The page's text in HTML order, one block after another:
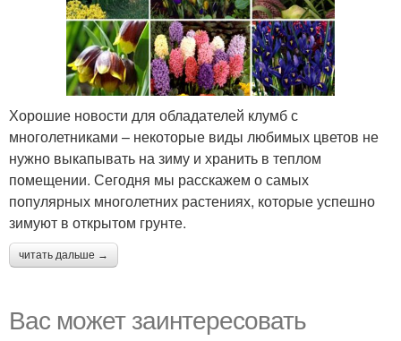
Хорошие новости для обладателей клумб с
многолетниками – некоторые виды любимых цветов не
нужно выкапывать на зиму и хранить в теплом
помещении. Сегодня мы расскажем о самых
популярных многолетних растениях, которые успешно
зимуют в открытом грунте.
читать дальше →
Вас может заинтересовать